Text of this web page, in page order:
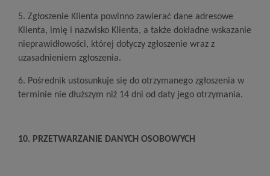
5. Zgłoszenie Klienta powinno zawierać dane adresowe
Klienta, imię i nazwisko Klienta, a także dokładne wskazanie
nieprawidłowości, której dotyczy zgłoszenie wraz z
uzasadnieniem zgłoszenia.
6. Pośrednik ustosunkuje się do otrzymanego zgłoszenia w
terminie nie dłuższym niż 14 dni od daty jego otrzymania.
10. PRZETWARZANIE DANYCH OSOBOWYCH